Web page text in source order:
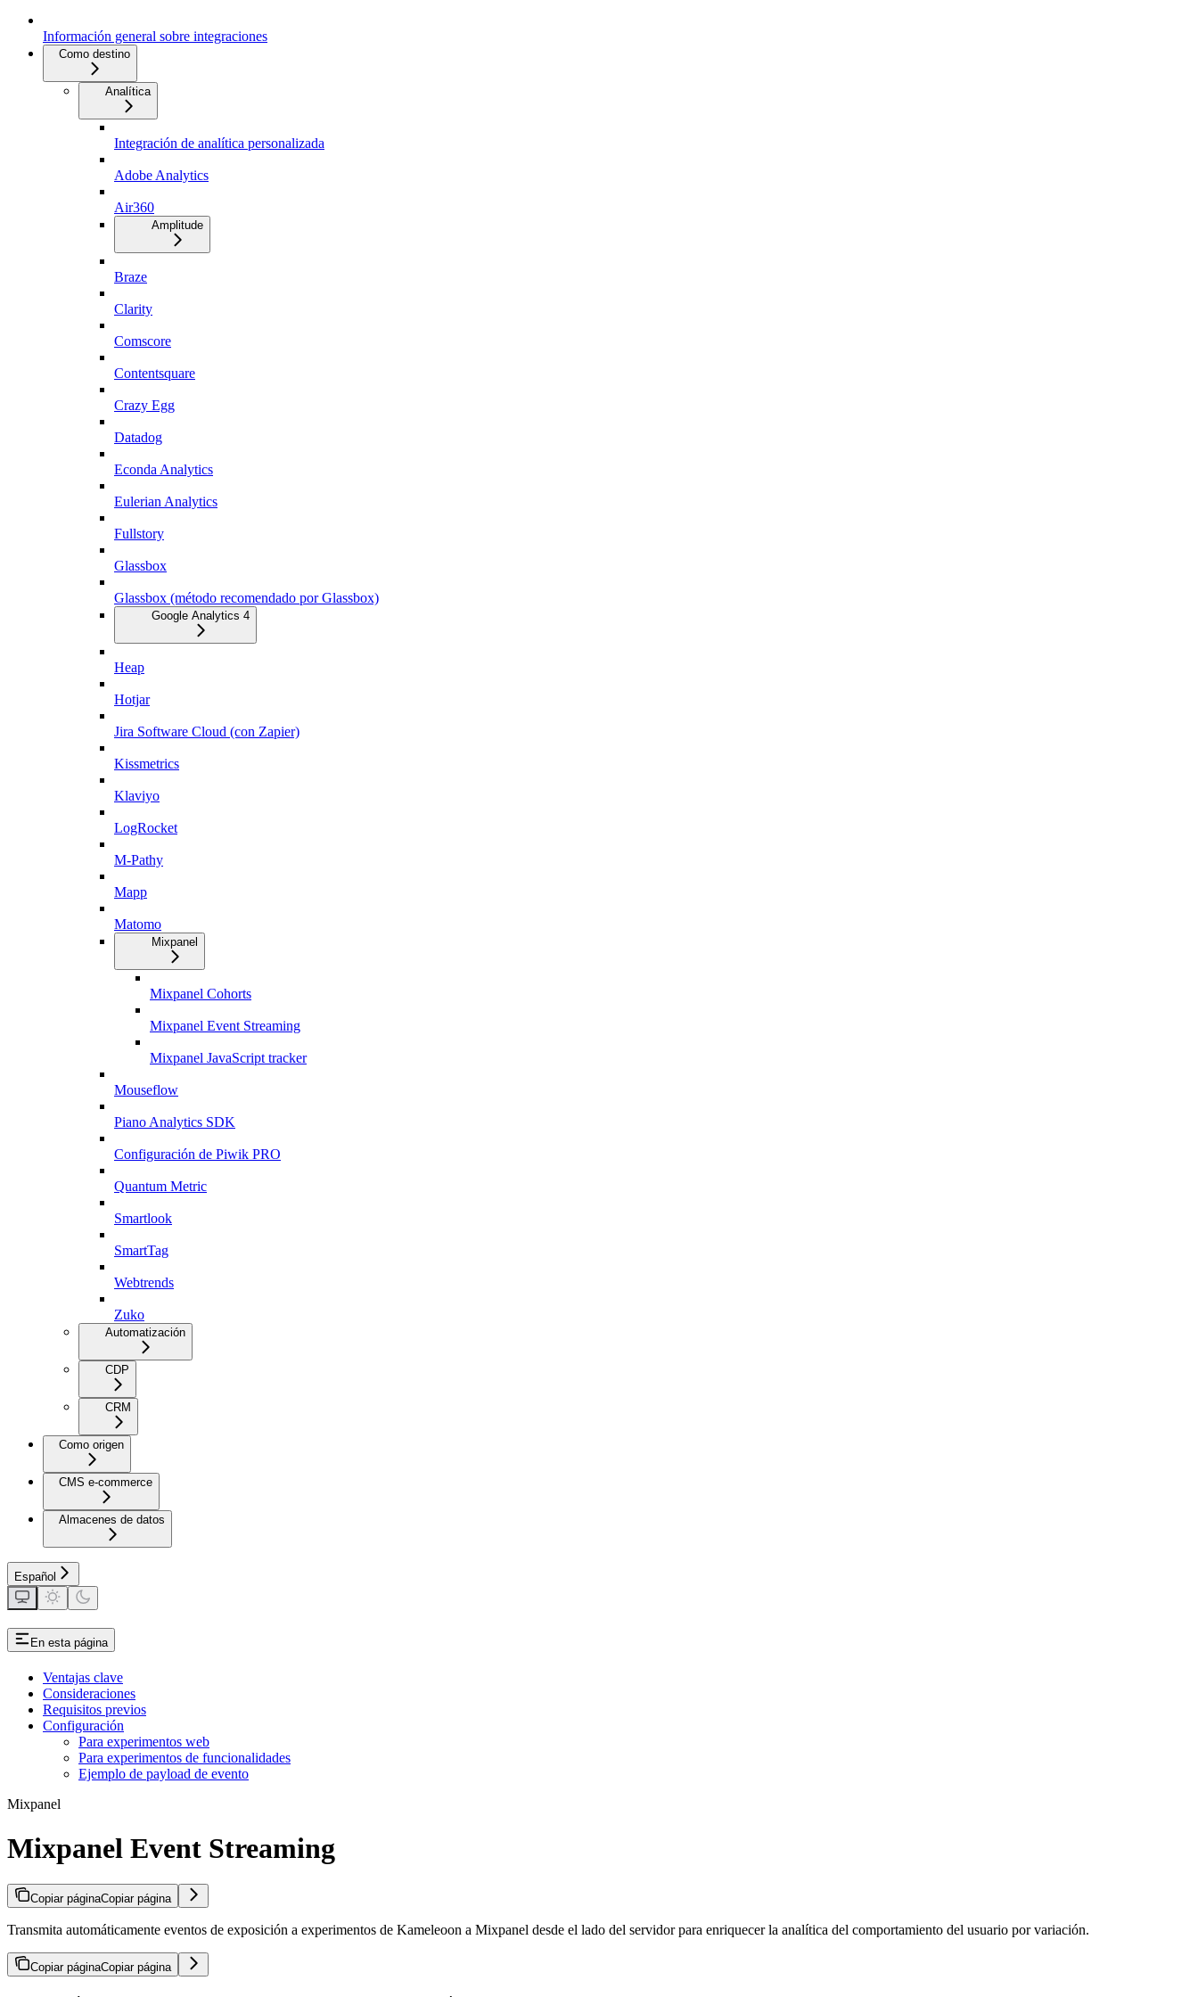
Información general sobre integraciones
Como destino
Analítica
Integración de analítica personalizada
Adobe Analytics
Air360
Amplitude
Braze
Clarity
Comscore
Contentsquare
Crazy Egg
Datadog
Econda Analytics
Eulerian Analytics
Fullstory
Glassbox
Glassbox (método recomendado por Glassbox)
Google Analytics 4
Heap
Hotjar
Jira Software Cloud (con Zapier)
Kissmetrics
Klaviyo
LogRocket
M-Pathy
Mapp
Matomo
Mixpanel
Mixpanel Cohorts
Mixpanel Event Streaming
Mixpanel JavaScript tracker
Mouseflow
Piano Analytics SDK
Configuración de Piwik PRO
Quantum Metric
Smartlook
SmartTag
Webtrends
Zuko
Automatización
CDP
CRM
Como origen
CMS e-commerce
Almacenes de datos
Español
En esta página
Ventajas clave
Consideraciones
Requisitos previos
Configuración
Para experimentos web
Para experimentos de funcionalidades
Ejemplo de payload de evento
Mixpanel
Mixpanel Event Streaming
Copiar páginaCopiar página
Transmita automáticamente eventos de exposición a experimentos de Kameleoon a Mixpanel desde el lado del servidor para enriquecer la analítica del comportamiento del usuario por variación.
Copiar páginaCopiar página